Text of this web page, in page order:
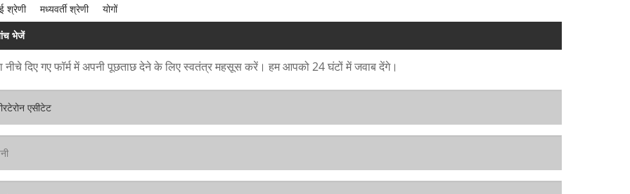
श्रेणी मध्यवर्ती श्रेणी योगों
भेजें
नीचे दिए गए फॉर्म में अपनी पूछताछ देने के लिए स्वतंत्र महसूस करें। हम आपको 24 घंटों में जवाब देंगे।